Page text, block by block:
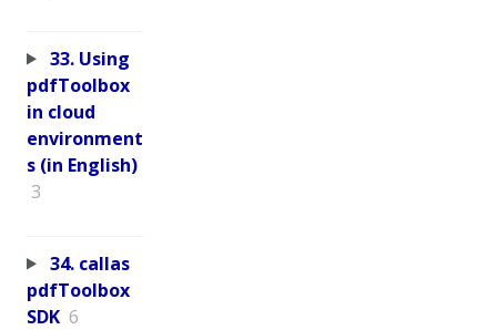
33. Using
pdfToolbox
in cloud
environment
s (in English)
3
34. callas
pdfToolbox
SDK 6